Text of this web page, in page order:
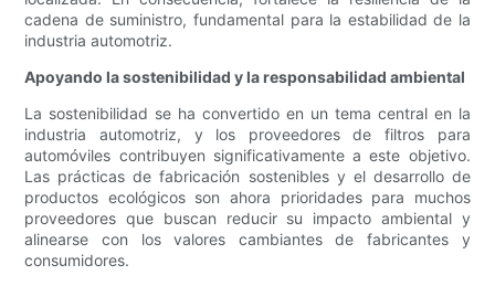
cadena de suministro, fundamental para la estabilidad de la
industria automotriz.
Apoyando la sostenibilidad y la responsabilidad ambiental
La sostenibilidad se ha convertido en un tema central en la
industria automotriz, y los proveedores de filtros para
automóviles contribuyen significativamente a este objetivo.
Las prácticas de fabricación sostenibles y el desarrollo de
productos ecológicos son ahora prioridades para muchos
proveedores que buscan reducir su impacto ambiental y
alinearse con los valores cambiantes de fabricantes y
consumidores.